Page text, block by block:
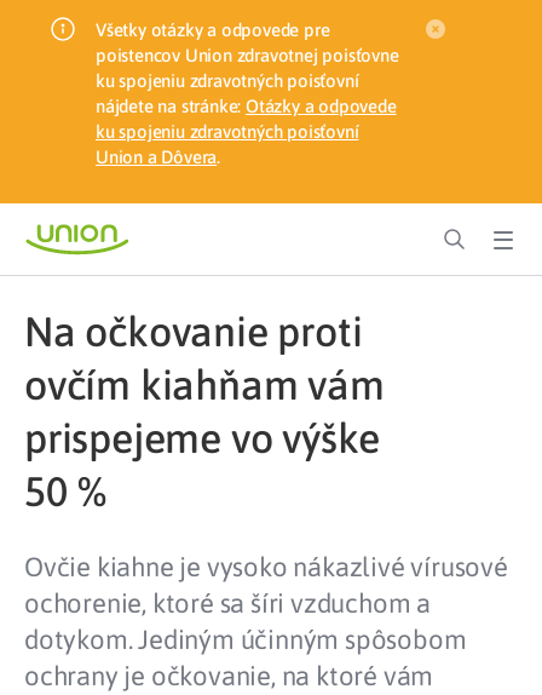
Všetky otázky a odpovede pre
poistencov Union zdravotnej poisťovne
ku spojeniu zdravotných poisťovní
nájdete na stránke: Otázky a odpovede
ku spojeniu zdravotných poisťovní
Union a Dôvera.
Na očkovanie proti
ovčím kiahňam vám
prispejeme vo výške
50 %
Ovčie kiahne je vysoko nákazlivé vírusové
ochorenie, ktoré sa šíri vzduchom a
dotykom. Jediným účinným spôsobom
ochrany je očkovanie, na ktoré vám